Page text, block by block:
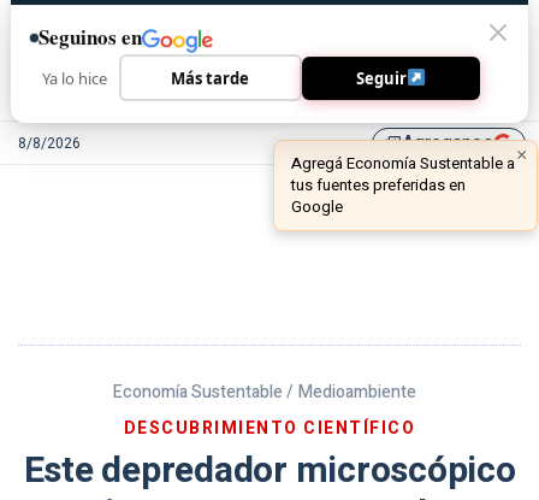
8/8/2026 library_addAgreganos
Economía Sustentable / Medioambiente
DESCUBRIMIENTO CIENTÍFICO
Este depredador microscópico
Seguinos en
Ya lo hice Más tarde Seguir